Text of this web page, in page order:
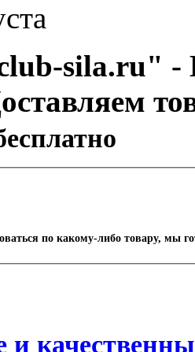
sila.ru" -
по какому-либо товару, мы
и